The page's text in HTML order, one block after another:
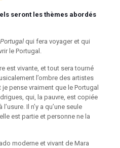
seront les thèmes abordés
qui fera voyager et qui
le Portugal.
est vivante, et tout sera tourné
l’ombre des artistes
pense vraiment que le Portugal
qui, la pauvre, est copiée
Il n’y a qu’une seule
est partie et personne ne la
moderne et vivant de Mara